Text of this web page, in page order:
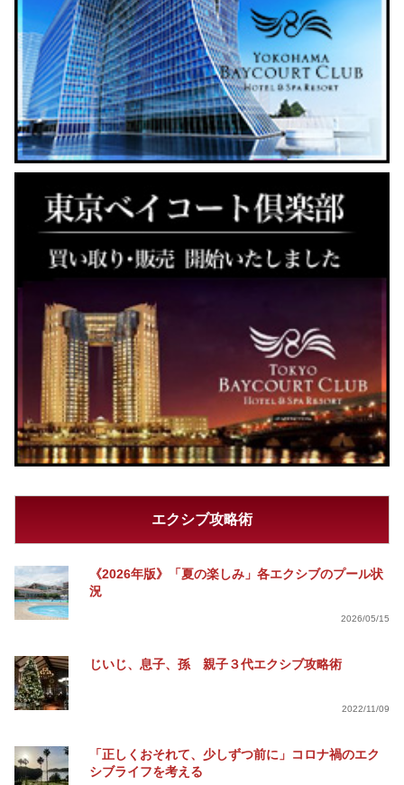
エクシブ攻略術
《2026年版》「夏の楽しみ」各エクシブのプール状
況
2026/05/15
じいじ、息子、孫 親子３代エクシブ攻略術
2022/11/09
「正しくおそれて、少しずつ前に」コロナ禍のエク
シブライフを考える